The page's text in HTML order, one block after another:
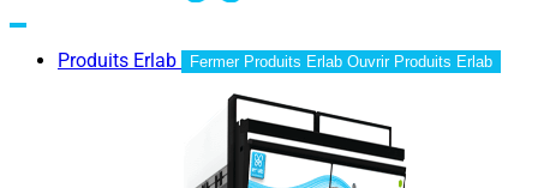
Produits Erlab Fermer Produits Erlab Ouvrir Produits Erlab